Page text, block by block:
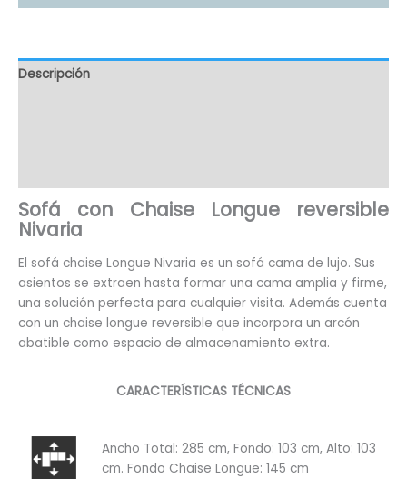
Descripción
Sofá con Chaise Longue reversible
Nivaria
El sofá chaise Longue Nivaria es un sofá cama de lujo. Sus
asientos se extraen hasta formar una cama amplia y firme,
una solución perfecta para cualquier visita. Además cuenta
con un chaise longue reversible que incorpora un arcón
abatible como espacio de almacenamiento extra.
CARACTERÍSTICAS TÉCNICAS
Ancho Total: 285 cm, Fondo: 103 cm, Alto: 103
cm. Fondo Chaise Longue: 145 cm